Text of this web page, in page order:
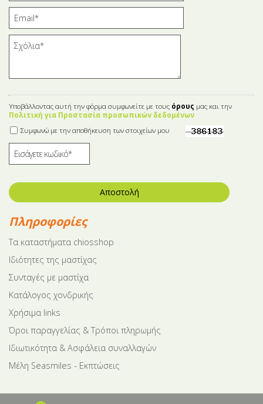
Υποβάλλοντας αυτή την φόρμα συμφωνείτε με τους όρους μας και την
Πολιτική για Προστασία προσωπικών δεδομένων
Συμφωνώ με την αποθήκευση των στοιχείων μου
Αποστολή
Πληροφορίες
Tα καταστήματα chiosshop
Ιδιότητες της μαστίχας
Συνταγές με μαστίχα
Κατάλογος χονδρικής
Χρήσιμα links
Όροι παραγγελίας & Τρόποι πληρωμής
Ιδιωτικότητα & Ασφάλεια συναλλαγών
Μέλη Seasmiles - Εκπτώσεις